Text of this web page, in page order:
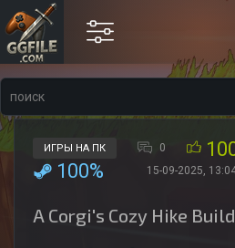
ИГРЫ НА ПК 0
100% 15-09-2025,
A Corgi's Cozy Hike